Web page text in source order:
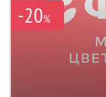
-20%